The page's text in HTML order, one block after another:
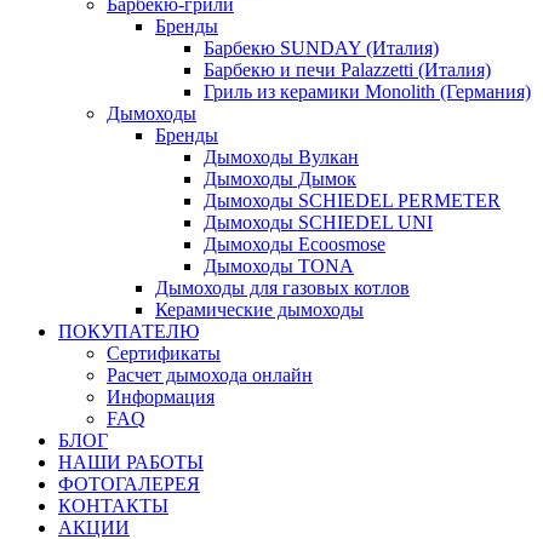
Барбекю-грили
Бренды
Барбекю SUNDAY (Италия)
Барбекю и печи Palazzetti (Италия)
Гриль из керамики Monolith (Германия)
Дымоходы
Бренды
Дымоходы Вулкан
Дымоходы Дымок
Дымоходы SCHIEDEL PERMETER
Дымоходы SCHIEDEL UNI
Дымоходы Ecoosmose
Дымоходы TONA
Дымоходы для газовых котлов
Керамические дымоходы
ПОКУПАТЕЛЮ
Сертификаты
Расчет дымохода онлайн
Информация
FAQ
БЛОГ
НАШИ РАБОТЫ
ФОТОГАЛЕРЕЯ
КОНТАКТЫ
АКЦИИ